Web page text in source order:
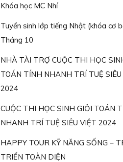
Khóa học MC Nhí
Tuyển sinh lớp tiếng Nhật (khóa cơ
Tháng 10
NHÀ TÀI TRỢ CUỘC THI HỌC
TOÁN TÍNH NHANH TRÍ TUỆ SIÊU
2024
CUỘC THI HỌC SINH GIỎI TOÁN
NHANH TRÍ TUỆ SIÊU VIỆT 2024
HAPPY TOUR KỸ NĂNG SỐNG –
TRIỂN TOÀN DIỆN